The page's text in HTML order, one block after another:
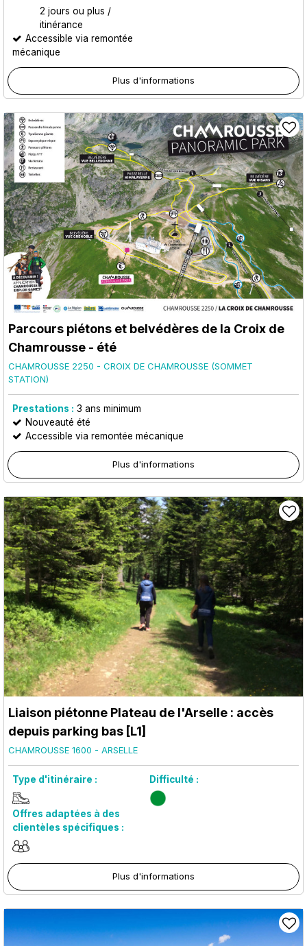
2 jours ou plus /
itinérance
Accessible via remontée
mécanique
Plus d'informations
Parcours piétons et belvédères de la Croix de
Chamrousse - été
CHAMROUSSE 2250 - CROIX DE CHAMROUSSE (SOMMET
STATION)
Prestations : 3 ans minimum
Nouveauté été
Accessible via remontée mécanique
Plus d'informations
Liaison piétonne Plateau de l'Arselle : accès
depuis parking bas [L1]
CHAMROUSSE 1600 - ARSELLE
Type d'itinéraire : Difficulté :
Offres adaptées à des
clientèles spécifiques :
Plus d'informations